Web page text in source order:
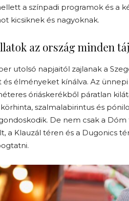
a színpadi programok és a
kicsiknek és nagyoknak.
az ország minden
utolsó napjaitól zajlanak a
élményeket kínálva. Az
óriáskerékből páratlan
szalmalabirintus és
De nem csak a
a Klauzál téren és a Dugonics